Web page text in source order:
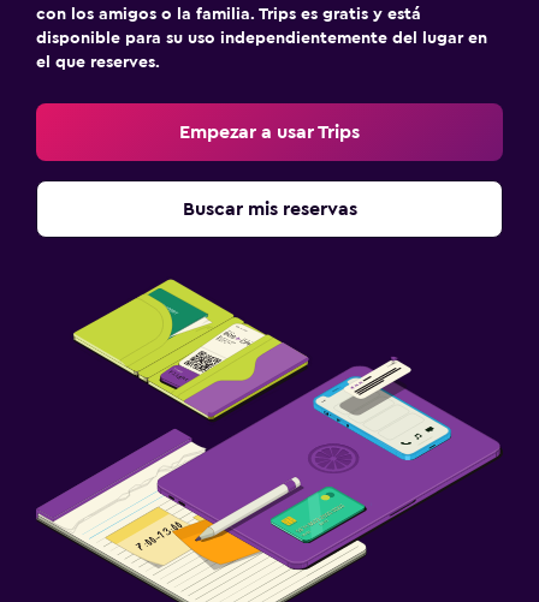
con los amigos o la familia. Trips es gratis y está
disponible para su uso independientemente del lugar en
el que reserves.
Empezar a usar Trips
Buscar mis reservas